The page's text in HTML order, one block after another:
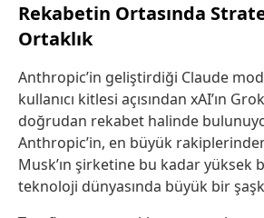
Rekabetin Ortasında
Ortaklık
Anthropic’in geliştirdiği Claude
kullanıcı kitlesi açısından xAI’ın
doğrudan rekabet halinde
Anthropic’in, en büyük
Musk’ın şirketine bu kadar yüksek
teknoloji dünyasında büyük bir